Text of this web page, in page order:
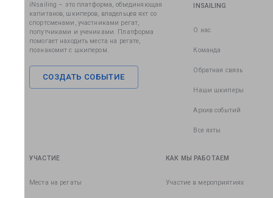
iNsailing – это платформа, объединяющая
капитанов, шкиперов, владельцев яхт со
спортсменами, участниками регат,
попутчиками и учениками. Платформа
помогает находить места на регате,
познакомит с шкипером.
СОЗДАТЬ СОБЫТИЕ
INSAILING
О нас
Команда
Обратная связь
Наши шкиперы
Архив событий
Все яхты
УЧАСТИЕ
Места на регаты
КАК МЫ РАБОТАЕМ
Участие в мероприятиях